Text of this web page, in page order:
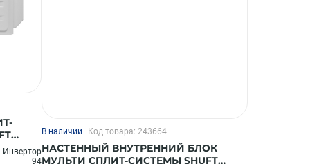
Инвертор
94
В наличии Код товара: 243664
НАСТЕННЫЙ ВНУТРЕННИЙ БЛОК
МУЛЬТИ СПЛИТ-СИСТЕМЫ SHUFT